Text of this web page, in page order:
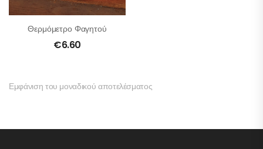
Θερμόμετρο Φαγητού
€6.60
Εμφάνιση του μοναδικού αποτελέσματος